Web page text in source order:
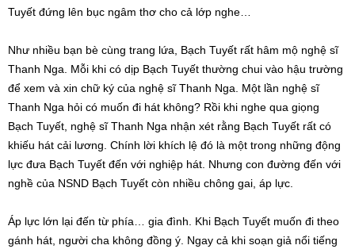
Tuyết đứng lên bục ngâm thơ cho cả lớp nghe…
Như nhiều bạn bè cùng trang lứa, Bạch Tuyết rất hâm mộ nghệ sĩ
Thanh Nga. Mỗi khi có dịp Bạch Tuyết thường chui vào hậu trường
để xem và xin chữ ký của nghệ sĩ Thanh Nga. Một lần nghệ sĩ
Thanh Nga hỏi có muốn đi hát không? Rồi khi nghe qua giọng
Bạch Tuyết, nghệ sĩ Thanh Nga nhận xét rằng Bạch Tuyết rất có
khiếu hát cải lương. Chính lời khích lệ đó là một trong những động
lực đưa Bạch Tuyết đến với nghiệp hát. Nhưng con đường đến với
nghề của NSND Bạch Tuyết còn nhiều chông gai, áp lực.
Áp lực lớn lại đến từ phía… gia đình. Khi Bạch Tuyết muốn đi theo
gánh hát, người cha không đồng ý. Ngay cả khi soạn giả nổi tiếng